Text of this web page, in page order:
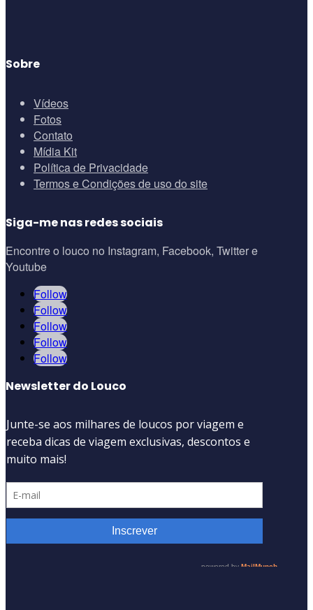
Sobre
Vídeos
Fotos
Contato
Mídia Kit
Política de Privacidade
Termos e Condições de uso do site
Siga-me nas redes sociais
Encontre o louco no Instagram, Facebook, Twitter e
Youtube
Follow
Follow
Follow
Follow
Follow
Newsletter do Louco